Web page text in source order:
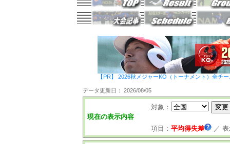
【PR】 2026秋メジャーKO（トーナメント）全チ
データ更新日： 2026/08/05
現在の表示内容
対象：
項目： 平均得失差 ／